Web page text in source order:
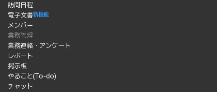
訪問日程
電子文書新機能
メンバー
業務管理
業務連絡・アンケート
レポート
掲示板
やること(To-do)
チャット